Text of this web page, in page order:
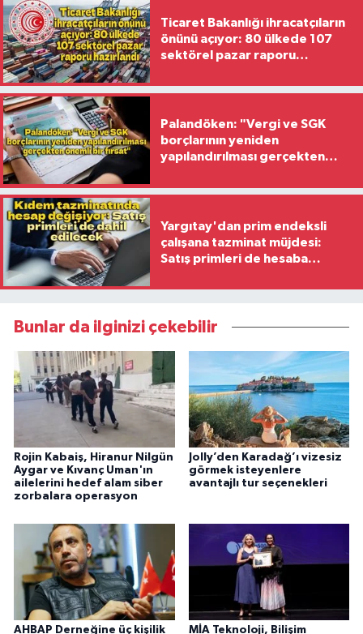
Ticaret Bakanlığı ihracatçıların
önünü açıyor: 80 ülkede 107
sektörel pazar raporu
Palandöken: "Vergi ve SGK
borçlarının yeniden
yapılandırılması gerçekten
Yargıtay'dan prim endeksli
çalışana tazminat müjdesi:
Satış primleri de hesaba
Bunlar da ilginizi çekebilir
Rojin Kabaiş, Hiranur Nilgün
Aygar ve Kıvanç Uman'ın
ailelerini hedef alam siber
zorbalara operasyon
Jolly’den Karadağ’ı vizesiz
görmek isteyenlere
avantajlı tur seçenekleri
AHBAP Derneğine üç kişilik MİA Teknoloji, Bilişim